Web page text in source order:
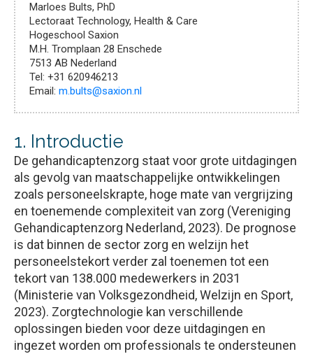
Marloes Bults, PhD
Lectoraat Technology, Health & Care
Hogeschool Saxion
M.H. Tromplaan 28 Enschede
7513 AB Nederland
Tel: +31 620946213
Email: m.bults@saxion.nl
1. Introductie
De gehandicaptenzorg staat voor grote uitdagingen
als gevolg van maatschappelijke ontwikkelingen
zoals personeelskrapte, hoge mate van vergrijzing
en toenemende complexiteit van zorg (Vereniging
Gehandicaptenzorg Nederland, 2023). De prognose
is dat binnen de sector zorg en welzijn het
personeelstekort verder zal toenemen tot een
tekort van 138.000 medewerkers in 2031
(Ministerie van Volksgezondheid, Welzijn en Sport,
2023). Zorgtechnologie kan verschillende
oplossingen bieden voor deze uitdagingen en
ingezet worden om professionals te ondersteunen
Van
Gorcum
Van
Gorcum
tijdschriften
Algemene
voorwaarden
Disclaimer
Privacy
policy
Retourneren
Cookieverklaring
Catalogus
Over
Van
Gorcum